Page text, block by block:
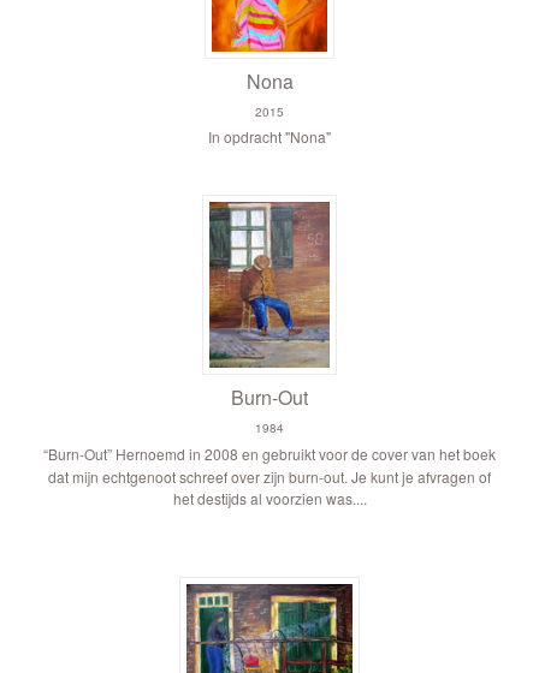
Nona
2015
In opdracht "Nona"
Burn-Out
1984
“Burn-Out” Hernoemd in 2008 en gebruikt voor de cover van het boek
dat mijn echtgenoot schreef over zijn burn-out. Je kunt je afvragen of
het destijds al voorzien was....